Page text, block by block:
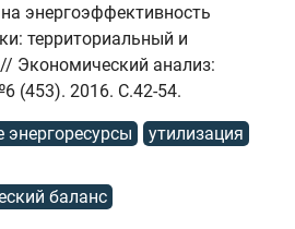
энергоэффективность
территориальный и
Экономический анализ:
(453). 2016. C.42-54.
утилизация
баланс